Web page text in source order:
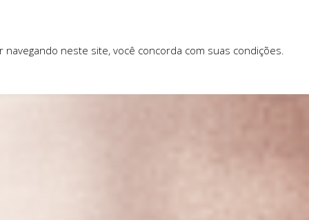
navegando neste site, você concorda com suas condições.